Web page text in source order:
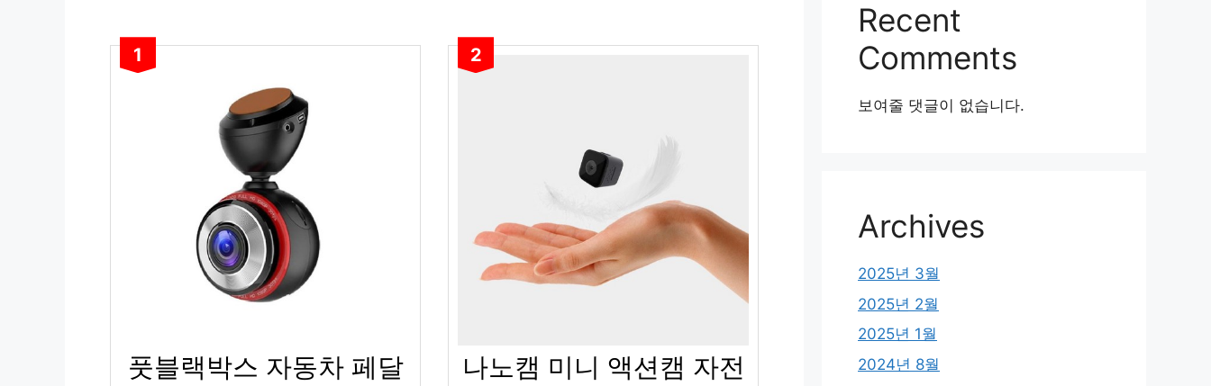
1
풋블랙박스 자동차 페달
2
나노캠 미니 액션캠 자전
Recent
Comments
보여줄 댓글이 없습니다.
Archives
2025년 3월
2025년 2월
2025년 1월
2024년 8월